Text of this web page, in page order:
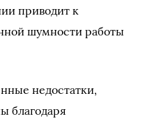
приводит к
шумности работы
недостатки,
благодаря